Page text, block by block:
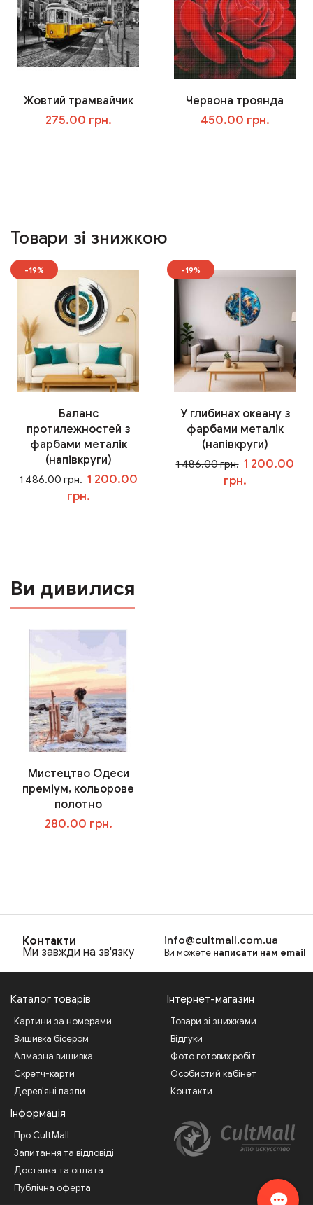
Жовтий трамвайчик
275.00 грн.
Червона троянда
450.00 грн.
Товари зі знижкою
-19%
Баланс
протилежностей з
фарбами металік
(напівкруги)
1 486.00 грн. 1 200.00
грн.
-19%
У глибинах океану з
фарбами металік
(напівкруги)
1 486.00 грн. 1 200.00
грн.
Ви дивилися
Мистецтво Одеси
преміум, кольорове
полотно
280.00 грн.
Контакти
Ми завжди на зв'язку
info@cultmall.com.ua
Ви можете написати нам email
Каталог товарів
Картини за номерами
Вишивка бісером
Алмазна вишивка
Скретч-карти
Дерев'яні пазли
Інтернет-магазин
Товари зі знижками
Відгуки
Фото готових робіт
Особистий кабінет
Контакти
Інформація
Про CultMall
Запитання та відповіді
Доставка та оплата
Публічна оферта